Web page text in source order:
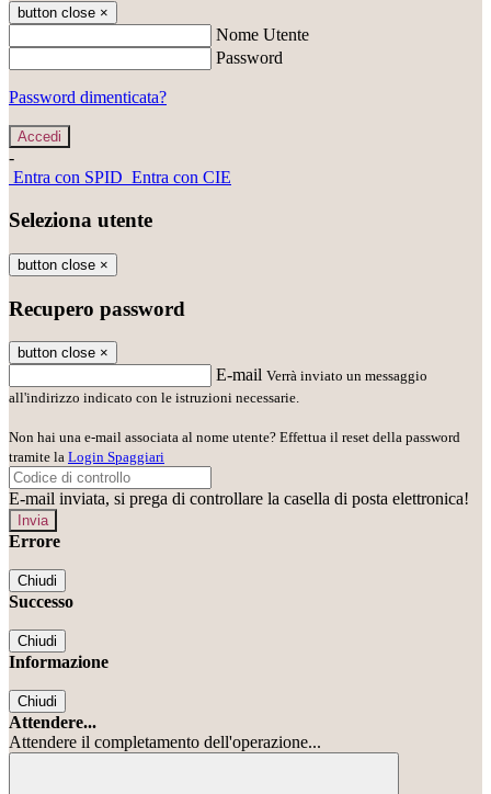
button close ×
Nome Utente
Password
Password dimenticata?
-
Entra con SPID Entra con CIE
Seleziona utente
button close ×
Recupero password
button close ×
E-mail Verrà inviato un messaggio
all'indirizzo indicato con le istruzioni necessarie.
Non hai una e-mail associata al nome utente? Effettua il reset della password
tramite la Login Spaggiari
E-mail inviata, si prega di controllare la casella di posta elettronica!
Errore
Chiudi
Successo
Chiudi
Informazione
Chiudi
Attendere...
Attendere il completamento dell'operazione...